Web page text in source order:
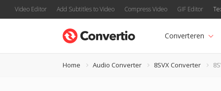
Video Editor Add Subtitles to Video Compress Video GIF Editor
Converteren
Home Audio Converter 8SVX Converter